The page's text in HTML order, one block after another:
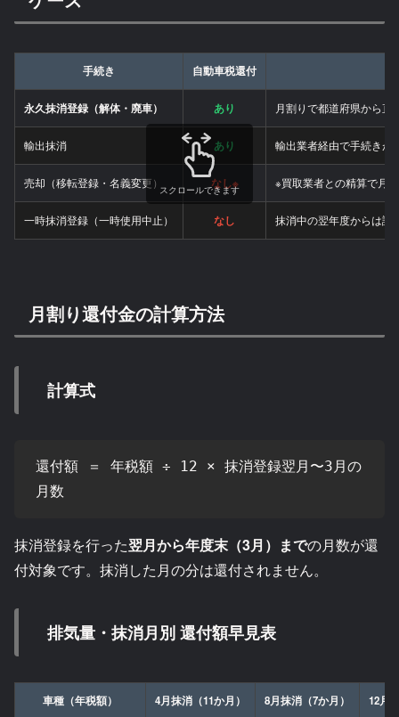
手続き 自動車税還付
永久抹消登録（解体・廃車） あり 月割りで都道府県から直
輸出抹消 あり 輸出業者経由で手続きが
売却（移転登録・名義変更） なし※ ※買取業者との精算で月
一時抹消登録（一時使用中止） なし 抹消中の翌年度からは課
スクロールできます
月割り還付金の計算方法
計算式
還付額 ＝ 年税額 ÷ 12 × 抹消登録翌月〜3月の
月数
抹消登録を行った翌月から年度末（3月）までの月数が還
付対象です。抹消した月の分は還付されません。
排気量・抹消月別 還付額早見表
車種（年税額） 4月抹消（11か月） 8月抹消（7か月） 12月